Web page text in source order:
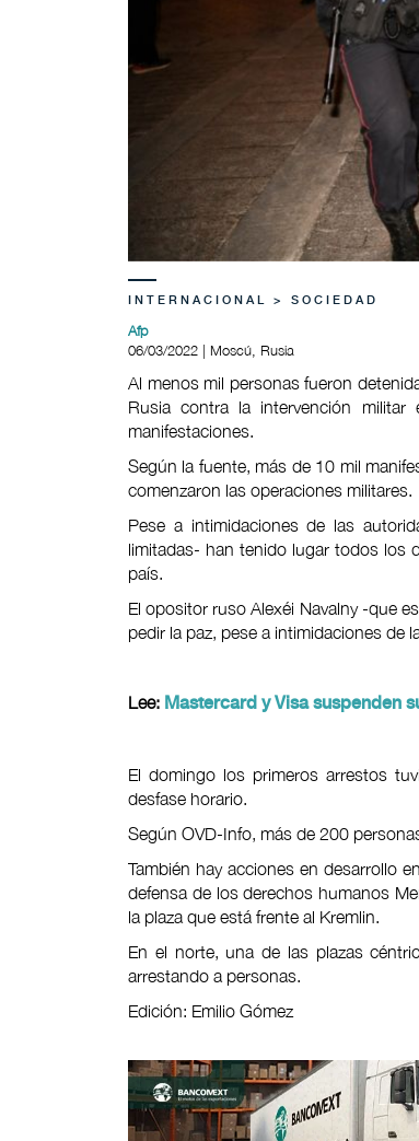
INTERNACIONAL > SOCIEDAD
Afp
06/03/2022 | Moscú, Rusia
Al menos mil personas fueron
Rusia contra la intervención militar
manifestaciones.
Según la fuente, más de 10 mil
comenzaron las operaciones militares.
Pese a intimidaciones de las
limitadas- han tenido lugar todos los
país.
El opositor ruso Alexéi Navalny -que
pedir la paz, pese a intimidaciones de
Lee: Mastercard y Visa suspenden
El domingo los primeros arrestos
desfase horario.
Según OVD-Info, más de 200
También hay acciones en desarrollo
defensa de los derechos humanos
la plaza que está frente al Kremlin.
En el norte, una de las plazas
arrestando a personas.
Edición: Emilio Gómez